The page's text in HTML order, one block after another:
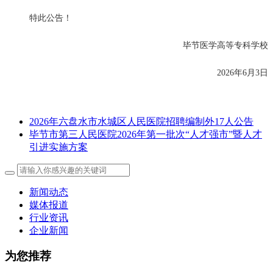
特此公告！
毕节医学高等专科学校
2026年6月3日
2026年六盘水市水城区人民医院招聘编制外17人公告
毕节市第三人民医院2026年第一批次“人才强市”暨人才
引进实施方案
新闻动态
媒体报道
行业资讯
企业新闻
为您推荐